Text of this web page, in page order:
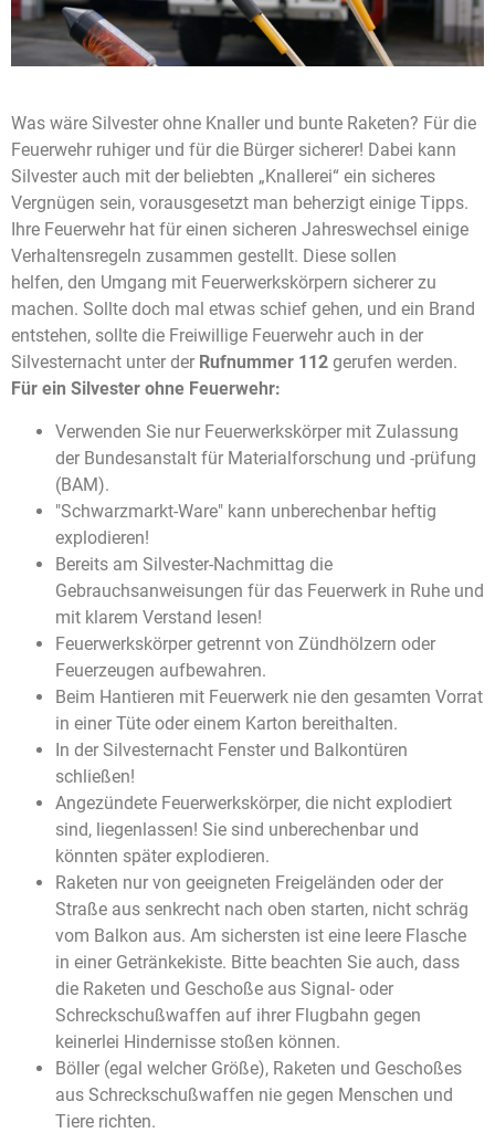
Was wäre Silvester ohne Knaller und bunte Raketen? Für die
Feuerwehr ruhiger und für die Bürger sicherer! Dabei kann
Silvester auch mit der beliebten „Knallerei“ ein sicheres
Vergnügen sein, vorausgesetzt man beherzigt einige Tipps.
Ihre Feuerwehr hat für einen sicheren Jahreswechsel einige
Verhaltensregeln zusammen gestellt. Diese sollen
helfen, den Umgang mit Feuerwerkskörpern sicherer zu
machen. Sollte doch mal etwas schief gehen, und ein Brand
entstehen, sollte die Freiwillige Feuerwehr auch in der
Silvesternacht unter der Rufnummer 112 gerufen werden.
Für ein Silvester ohne Feuerwehr:
Verwenden Sie nur Feuerwerkskörper mit Zulassung
der Bundesanstalt für Materialforschung und -prüfung
(BAM).
"Schwarzmarkt-Ware" kann unberechenbar heftig
explodieren!
Bereits am Silvester-Nachmittag die
Gebrauchsanweisungen für das Feuerwerk in Ruhe und
mit klarem Verstand lesen!
Feuerwerkskörper getrennt von Zündhölzern oder
Feuerzeugen aufbewahren.
Beim Hantieren mit Feuerwerk nie den gesamten Vorrat
in einer Tüte oder einem Karton bereithalten.
In der Silvesternacht Fenster und Balkontüren
schließen!
Angezündete Feuerwerkskörper, die nicht explodiert
sind, liegenlassen! Sie sind unberechenbar und
könnten später explodieren.
Raketen nur von geeigneten Freigeländen oder der
Straße aus senkrecht nach oben starten, nicht schräg
vom Balkon aus. Am sichersten ist eine leere Flasche
in einer Getränkekiste. Bitte beachten Sie auch, dass
die Raketen und Geschoße aus Signal- oder
Schreckschußwaffen auf ihrer Flugbahn gegen
keinerlei Hindernisse stoßen können.
Böller (egal welcher Größe), Raketen und Geschoßes
aus Schreckschußwaffen nie gegen Menschen und
Tiere richten.